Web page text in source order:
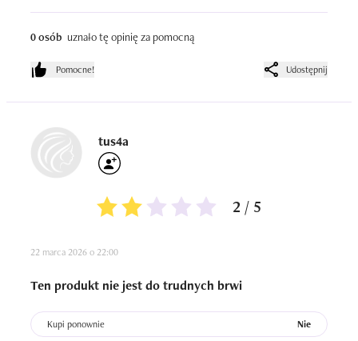
0 osób uznało tę opinię za pomocną
Pomocne! Udostępnij
tus4a
2 / 5
22 marca 2026 o 22:00
Ten produkt nie jest do trudnych brwi
Kupi ponownie Nie